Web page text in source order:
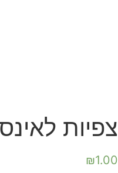
צפיות
₪1.00